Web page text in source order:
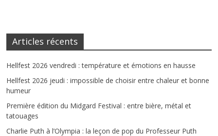
Articles récents
Hellfest 2026 vendredi : température et émotions en hausse
Hellfest 2026 jeudi : impossible de choisir entre chaleur et bonne
humeur
Première édition du Midgard Festival : entre bière, métal et
tatouages
Charlie Puth à l’Olympia : la leçon de pop du Professeur Puth